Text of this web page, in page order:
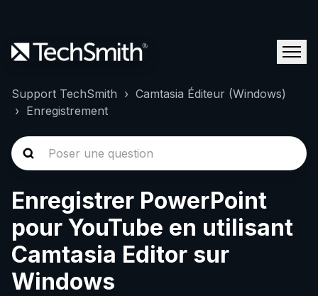
Support TechSmith
Camtasia Éditeur (Windows)
Enregistrement
Enregistrer PowerPoint
pour YouTube en utilisant
Camtasia Editor sur
Windows